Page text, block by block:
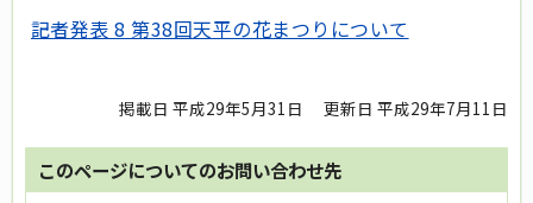
記者発表 8 第38回天平の花まつりについて
掲載日 平成29年5月31日 更新日 平成29年7月11日
このページについてのお問い合わせ先